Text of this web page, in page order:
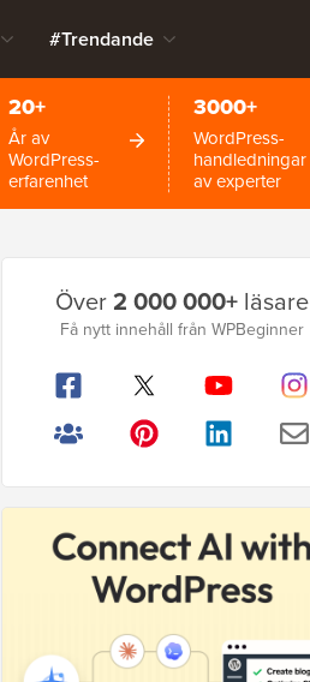
#Trendande
20+
År av
WordPress-
erfarenhet
3000+
WordPress-
handledningar
av experter
Primär
sidofält
Över2 000 000+läsare
Få nytt innehåll från WPBeginner